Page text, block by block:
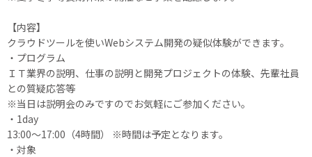
【内容】
クラウドツールを使いWebシステム開発の疑似体験ができます。
・プログラム
ＩＴ業界の説明、仕事の説明と開発プロジェクトの体験、先輩社員
との質疑応答等
※当日は説明会のみですのでお気軽にご参加ください。
・1day
13:00～17:00（4時間） ※時間は予定となります。
・対象